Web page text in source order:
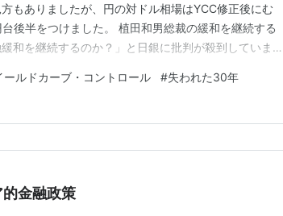
もありましたが、円の対ドル相場はYCC修正後にむ
後半をつけました。 植田和男総裁の緩和を継続する
和を継続するのか？」と日銀に批判が殺到していま
銀は金融緩和を続けたいわけではなく、止めたくて
だけ。 批判の矛…
ールドカーブ・コントロール #失われた30年
金融政策